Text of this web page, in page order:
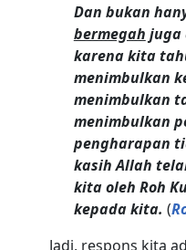
Dan bukan
bermegah juga
karena kita
menimbulkan
menimbulkan
menimbulkan
pengharapan
kasih Allah
kita oleh Roh
kepada kita. (
Jadi, respons kita